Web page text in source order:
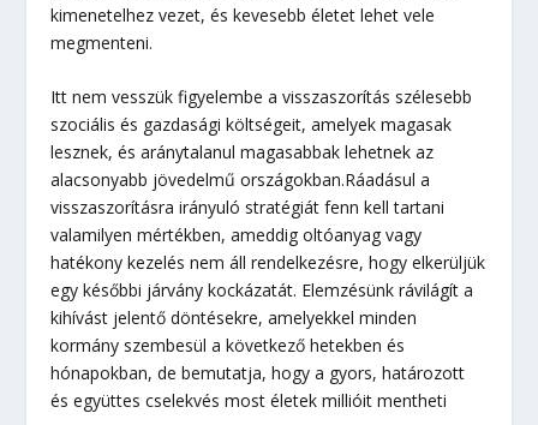
kimenetelhez vezet, és kevesebb életet lehet vele
megmenteni.
Itt nem vesszük figyelembe a visszaszorítás szélesebb
szociális és gazdasági költségeit, amelyek magasak
lesznek, és aránytalanul magasabbak lehetnek az
alacsonyabb jövedelmű országokban.Ráadásul a
visszaszorításra irányuló stratégiát fenn kell tartani
valamilyen mértékben, ameddig oltóanyag vagy
hatékony kezelés nem áll rendelkezésre, hogy elkerüljük
egy későbbi járvány kockázatát. Elemzésünk rávilágít a
kihívást jelentő döntésekre, amelyekkel minden
kormány szembesül a következő hetekben és
hónapokban, de bemutatja, hogy a gyors, határozott
és együttes cselekvés most életek millióit mentheti